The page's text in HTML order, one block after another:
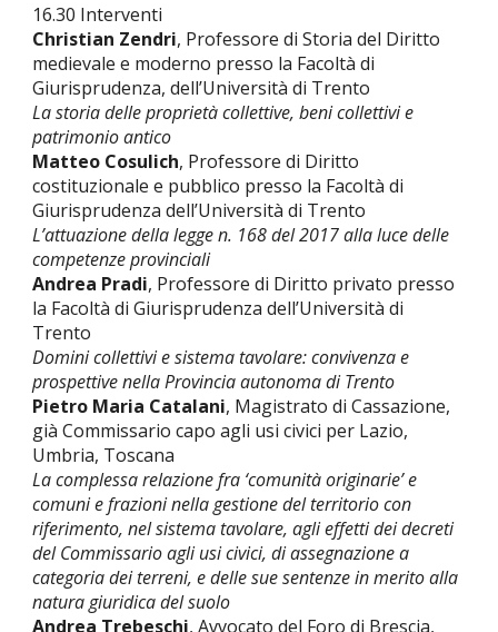
16.30 Interventi
Christian Zendri, Professore di Storia del Diritto
medievale e moderno presso la Facoltà di
Giurisprudenza, dell’Università di Trento
La storia delle proprietà collettive, beni collettivi e
patrimonio antico
Matteo Cosulich, Professore di Diritto
costituzionale e pubblico presso la Facoltà di
Giurisprudenza dell’Università di Trento
L’attuazione della legge n. 168 del 2017 alla luce delle
competenze provinciali
Andrea Pradi, Professore di Diritto privato presso
la Facoltà di Giurisprudenza dell’Università di
Trento
Domini collettivi e sistema tavolare: convivenza e
prospettive nella Provincia autonoma di Trento
Pietro Maria Catalani, Magistrato di Cassazione,
già Commissario capo agli usi civici per Lazio,
Umbria, Toscana
La complessa relazione fra ‘comunità originarie’ e
comuni e frazioni nella gestione del territorio con
riferimento, nel sistema tavolare, agli effetti dei decreti
del Commissario agli usi civici, di assegnazione a
categoria dei terreni, e delle sue sentenze in merito alla
natura giuridica del suolo
Andrea Trebeschi, Avvocato del Foro di Brescia,